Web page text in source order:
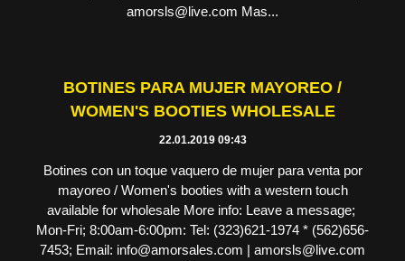
amorsls@live.com Mas...
BOTINES PARA MUJER MAYOREO /
WOMEN'S BOOTIES WHOLESALE
22.01.2019 09:43
Botines con un toque vaquero de mujer para venta por
mayoreo / Women's booties with a western touch
available for wholesale More info: Leave a message;
Mon-Fri; 8:00am-6:00pm: Tel: (323)621-1974 * (562)656-
7453; Email: info@amorsales.com | amorsls@live.com